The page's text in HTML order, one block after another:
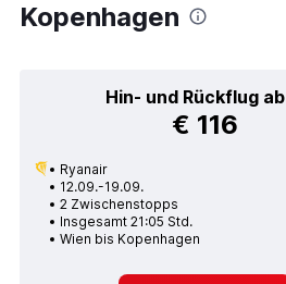
Kopenhagen
Hin- und Rückflug ab
€ 116
Ryanair
12.09.-19.09.
2 Zwischenstopps
Insgesamt 21:05 Std.
Wien bis Kopenhagen